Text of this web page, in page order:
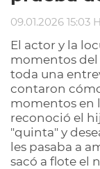
09.01.2026 15:03
El actor y la
momentos del
toda una
contaron
momentos en
reconoció el
"quinta" y
les pasaba a
sacó a flote el